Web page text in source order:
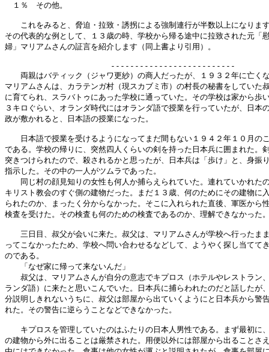
１％　その他。
これをみると、脅迫・拉致・誘拐による強制連行が半数以上になりま
その代表的な例として、１３歳の時、学校から帰る途中に拉致された元「
婦」マリアムさんの証言を紹介します（同上書より引用）。
                      --------------------------
両親はバティック（ジャワ更紗）の商人だったが、１９３２年に亡く
マリアムさんは、カラテンガ村（現スカブミ市）の村長の秘書をしていた
に育てられ、スラバトゥにあった学校に通っていた。その学校は家から歩
３キロぐらい、オランダ時代にはオランダ語で授業を行っていたが、日本
政が敷かれると、日本語の授業になった。
日本語で授業を受けるようになってまだ間もない１９４２年１０月の
である。学校の帰りに、突然四人くらいの剣を持った日本兵に囲まれた。
突きつけられたので、殺されるかと思ったが、日本兵は「歩け」と、身振
指示した。その中の一人がツムラであった。
同じ村の顔見知りの女性も何人か捕らえられていた。連れていかれた
キリスト教会のすぐ側の建物だった。まだ１３歳、何のためにその建物に
られたのか、まったく分からなかった。そこに入れられた直後、軍医から
検査を受けた。その検査も何のための検査であるのか、理解できなかった
三日目、叔父が会いに来た。叔父は、マリアムさんが学校へ行ったま
ってこなかったため、学校へ問い合わせるなどして、ようやく探し当てて
のである。
「なぜ家に帰って来ないんだ」
叔父は、マリアムさんが自分の意志でキプロス（ホテルやレストラン
ランダ語）に来たと思いこんでいた。日本兵に捕らわれたのだと話したが
分説明しきれないうちに、叔父は部屋から出ていくようにと日本兵から警
れた。その警告に逆らうことなどできなかった。
キプロスを管理していたのはふたりの日本人男性である。まず最初に
の建物から外に出ることは厳禁された。用便以外には部屋から出ることさ